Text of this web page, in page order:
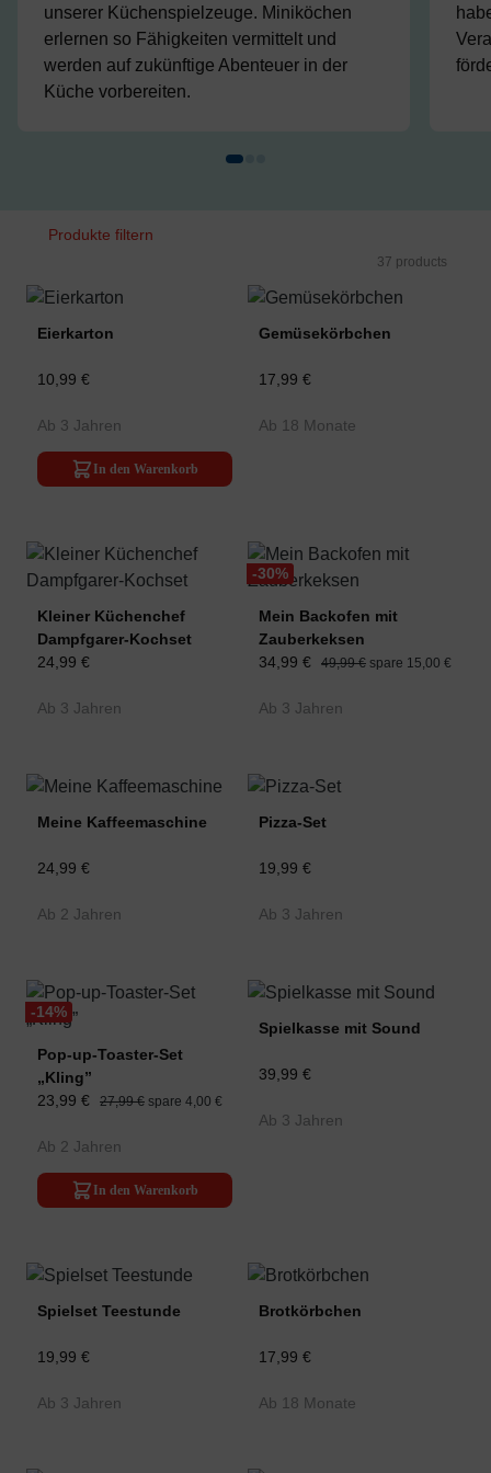
unserer Küchenspielzeuge. Miniköchen
erlernen so Fähigkeiten vermittelt und
werden auf zukünftige Abenteuer in der
Küche vorbereiten.
Produkte filtern
37 products
Eierkarton
10,99 €
Ab 3 Jahren
In den Warenkorb
Gemüsekörbchen
17,99 €
Ab 18 Monate
Kleiner Küchenchef
Dampfgarer-Kochset
24,99 €
Ab 3 Jahren
-30%
Mein Backofen mit
Zauberkeksen
34,99 €
49,99 € spare 15,00 €
Ab 3 Jahren
Meine Kaffeemaschine
24,99 €
Ab 2 Jahren
Pizza-Set
19,99 €
Ab 3 Jahren
-14%
Pop-up-Toaster-Set
„Kling”
23,99 €
27,99 € spare 4,00 €
Ab 2 Jahren
In den Warenkorb
Spielkasse mit Sound
39,99 €
Ab 3 Jahren
Spielset Teestunde
19,99 €
Ab 3 Jahren
Brotkörbchen
17,99 €
Ab 18 Monate